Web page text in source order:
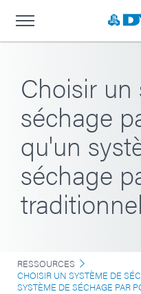
Choisir
séchage
qu'un
séchage
traditionnel
RESSOURCES
CHOISIR UN SYSTÈME DE
SYSTÈME DE SÉCHAGE PAR